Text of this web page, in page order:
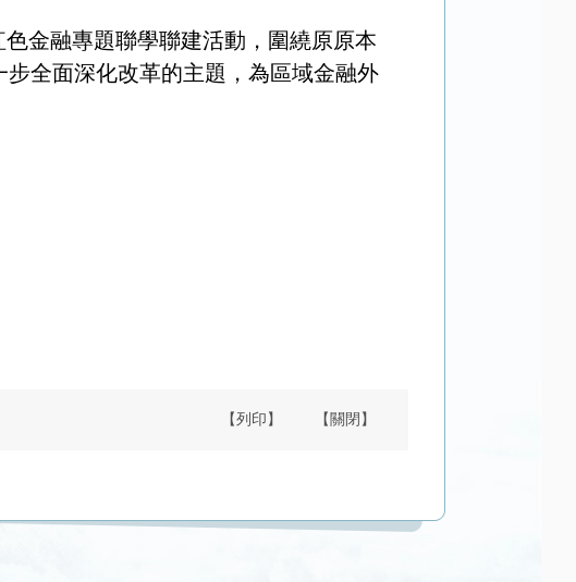
金融專題聯學聯建活動，圍繞原原本
全面深化改革的主題，為區域金融外
【列印】 【關閉】